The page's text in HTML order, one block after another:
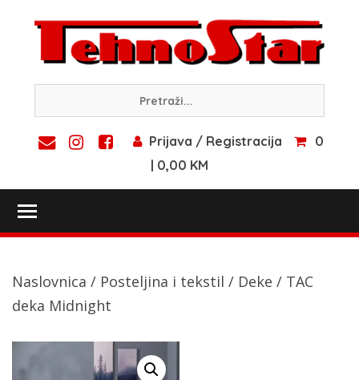
content
Prijava / Registracija
0
| 0,00 KM
Naslovnica / Posteljina i tekstil / Deke / TAC
deka Midnight